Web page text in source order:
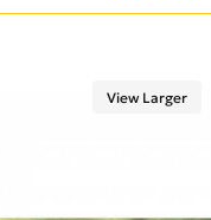
View Larger